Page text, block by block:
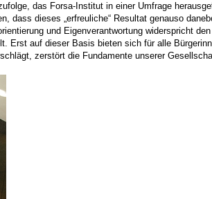
das Forsa-Institut in einer Umfrage
dieses „erfreuliche“ Resultat genauso
und Eigenverantwortung widerspricht
Erst auf dieser Basis bieten sich für alle
zerstört die Fundamente unserer